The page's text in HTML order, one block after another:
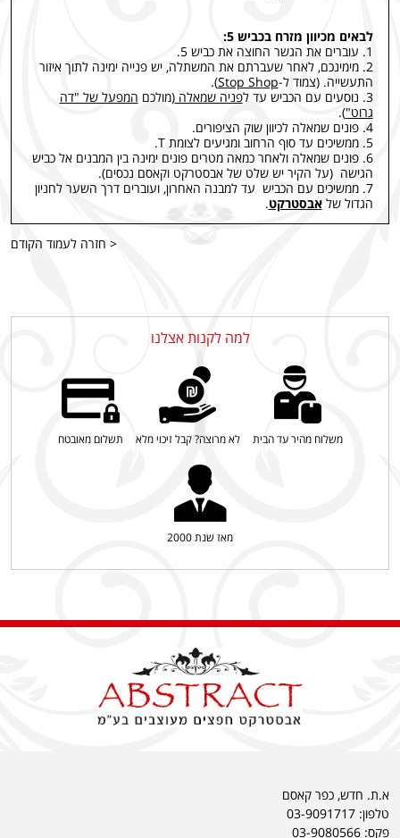
למה לקנות אצלנו
משלוח מהיר עד הבית לא מרוצה? קבל זיכוי מלא תשלום מאובטח
מאז שנת 2000
לבאים מכיוון מזרח בכביש 5:
1. עוברים את הגשר החוצה את כביש 5.
2. מימינכם, לאחר שעברתם את המשתלה, יש פנייה ימינה לתוך איזור
התעשייה. (צמוד ל-Stop Shop
).
3. נוסעים עם הכביש עד ל
פניה שמאלה(מולכם המפעל של "דה
גרוט").
4. פונים שמאלה לכיוון שוק הציפורים.
5. ממשיכים עד סוף הרחוב ומגיעים לצומת T.
6. פונים שמאלה ולאחר כמאה מטרים פונים ימינה בין המבנים אל כביש
הגישה (על הקיר יש שלט של אבסטרקט וקאסם נכסים).
7. ממשיכים עם הכביש עד למבנה האחרון, ועוברים דרך השער לחניון
הגדול שלאבסטרקט.
< חזרה לעמוד הקודם
א.ת. חדש, כפר קאסם
טלפון: 03-9091717
פקס: 03-9080566